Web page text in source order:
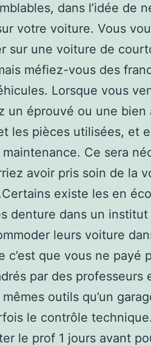
dans l’idée de
votre voiture. Vous
sur une voiture de
méfiez-vous des
Lorsque vous
un éprouvé ou une
les pièces utilisées, et
Ce sera
avoir pris soin de la
existe les en
denture dans un institut
leurs voiture
c’est que vous ne
par des
outils qu’un
le contrôle
le prof 1 jours avant